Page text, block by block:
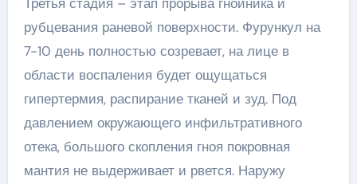
рубцевания раневой поверхности. Фурункул на
7-10 день полностью созревает, на лице в
области воспаления будет ощущаться
гипертермия, распирание тканей и зуд. Под
давлением окружающего инфильтративного
отека, большого скопления гноя покровная
мантия не выдерживает и рвется. Наружу